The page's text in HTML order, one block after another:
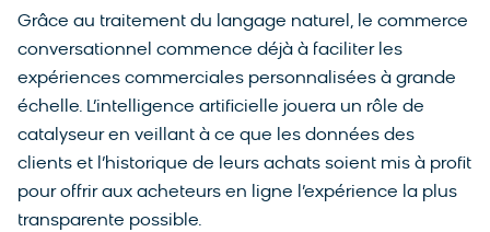
Grâce au traitement du langage naturel, le commerce
conversationnel commence déjà à faciliter les
expériences commerciales personnalisées à grande
échelle. L’intelligence artificielle jouera un rôle de
catalyseur en veillant à ce que les données des
clients et l’historique de leurs achats soient mis à profit
pour offrir aux acheteurs en ligne l’expérience la plus
transparente possible.